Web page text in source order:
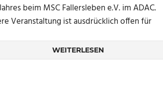
beim MSC Fallersleben e.V. im ADAC.
Veranstaltung ist ausdrücklich offen für
WEITERLESEN